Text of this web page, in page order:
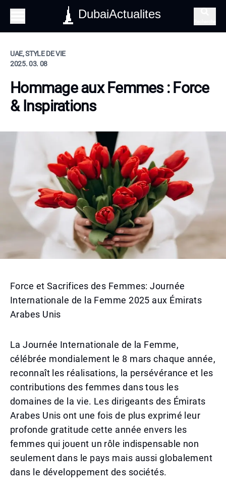
DubaiActualites
UAE, STYLE DE VIE
2025. 03. 08
Hommage aux Femmes : Force
& Inspirations
Force et Sacrifices des Femmes: Journée
Internationale de la Femme 2025 aux Émirats
Arabes Unis
La Journée Internationale de la Femme,
célébrée mondialement le 8 mars chaque année,
reconnaît les réalisations, la persévérance et les
contributions des femmes dans tous les
domaines de la vie. Les dirigeants des Émirats
Arabes Unis ont une fois de plus exprimé leur
profonde gratitude cette année envers les
femmes qui jouent un rôle indispensable non
seulement dans le pays mais aussi globalement
dans le développement des sociétés.